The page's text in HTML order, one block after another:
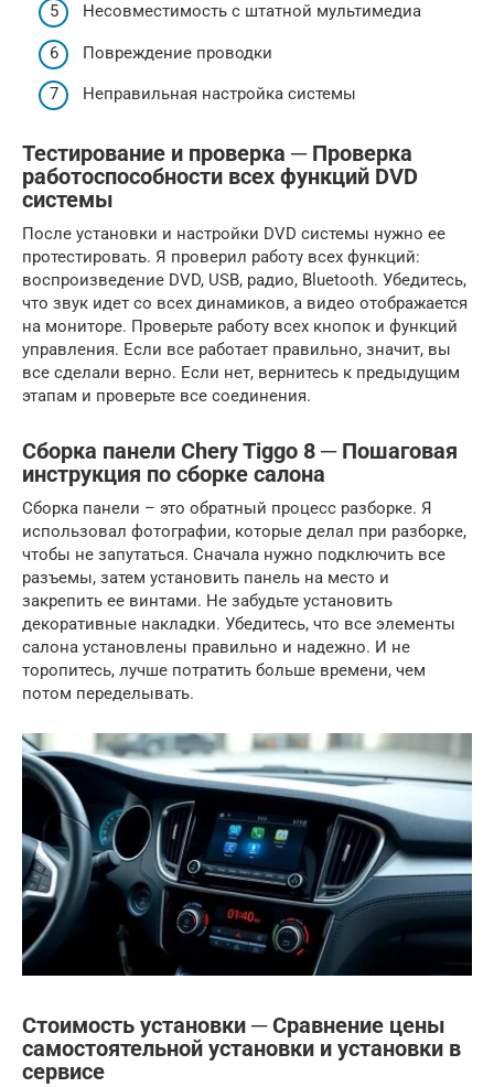
Несовместимость с штатной мультимедиа
Повреждение проводки
Неправильная настройка системы
Тестирование и проверка ─ Проверка
работоспособности всех функций DVD
системы
После установки и настройки DVD системы нужно ее
протестировать. Я проверил работу всех функций:
воспроизведение DVD, USB, радио, Bluetooth. Убедитесь,
что звук идет со всех динамиков, а видео отображается
на мониторе. Проверьте работу всех кнопок и функций
управления. Если все работает правильно, значит, вы
все сделали верно. Если нет, вернитесь к предыдущим
этапам и проверьте все соединения.
Сборка панели Chery Tiggo 8 ─ Пошаговая
инструкция по сборке салона
Сборка панели – это обратный процесс разборке. Я
использовал фотографии, которые делал при разборке,
чтобы не запутаться. Сначала нужно подключить все
разъемы, затем установить панель на место и
закрепить ее винтами. Не забудьте установить
декоративные накладки. Убедитесь, что все элементы
салона установлены правильно и надежно. И не
торопитесь, лучше потратить больше времени, чем
потом переделывать.
Стоимость установки ─ Сравнение цены
самостоятельной установки и установки в
сервисе